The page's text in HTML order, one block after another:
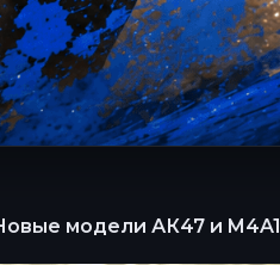
модели АК47 и M4A1